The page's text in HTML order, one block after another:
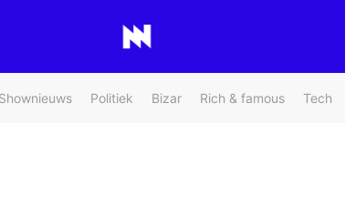
Shownieuws Politiek Bizar Rich & famous Tech